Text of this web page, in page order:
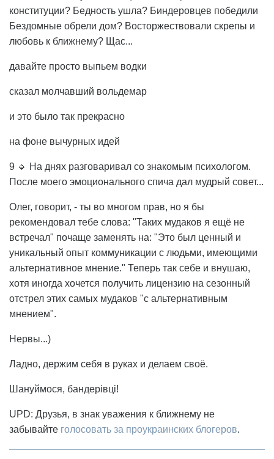
конституции? Бедность ушла? Биндеровцев победили
Бездомные обрели дом? Восторжествовали скрепы и
любовь к ближнему? Щас...
давайте просто выпьем водки
сказал молчавший вольдемар
и это было так прекрасно
на фоне вычурных идей
9 🔹 На днях разговаривал со знакомым психологом.
После моего эмоционального спича дал мудрый совет...
Олег, говорит, - ты во многом прав, но я бы
рекомендовал тебе слова: "Таких мудаков я ещё не
встречал" почаще заменять на: "Это был ценный и
уникальный опыт коммуникации с людьми, имеющими
альтернативное мнение." Теперь так себе и внушаю,
хотя иногда хочется получить лицензию на сезонный
отстрел этих самых мудаков "с альтернативным
мнением".
Нервы...)
Ладно, держим себя в руках и делаем своё.
Шануймося, бандерівці!
UPD: Друзья, в знак уважения к ближнему не
забывайте голосовать за проукраинских блогеров.